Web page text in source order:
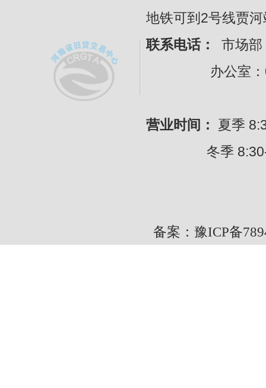
地铁可到2号线贾
联系电话： 市场
办公室：
营业时间：
夏季
冬季 8:30---
备案：豫ICP备